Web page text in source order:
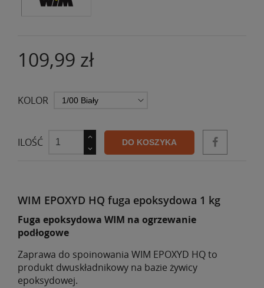
109,99 zł
KOLOR
ILOŚĆ DO KOSZYKA
WIM EPOXYD HQ fuga epoksydowa 1 kg
Fuga epoksydowa WIM na ogrzewanie
podłogowe
Zaprawa do spoinowania WIM EPOXYD HQ to
produkt dwuskładnikowy na bazie żywicy
epoksydowej.